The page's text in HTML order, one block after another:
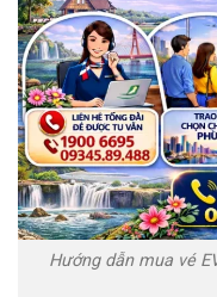
Hướng dẫn mua vé